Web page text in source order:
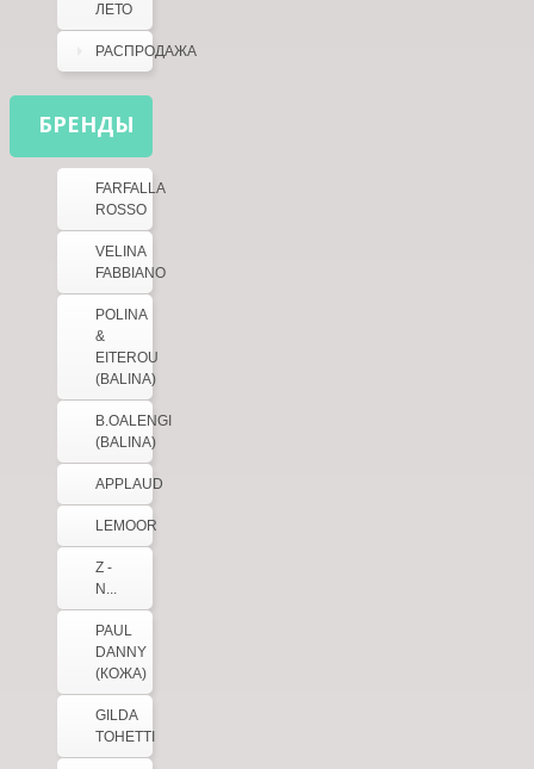
ЛЕТО
РАСПРОДАЖА
БРЕНДЫ
FARFALLA
ROSSO
VELINA
FABBIANO
POLINA
&
EITEROU
(BALINA)
B.OALENGI
(BALINA)
APPLAUD
LEMOOR
Z -
N...
PAUL
DANNY
(КОЖА)
GILDA
TOHETTI